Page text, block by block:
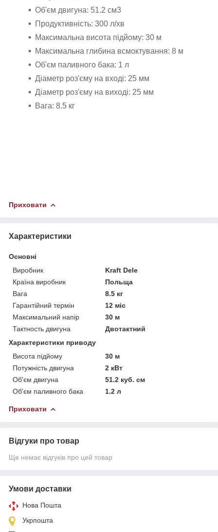
Об'єм двигуна: 51.2 см3
Продуктивність: 300 л/хв
Максимальна висота підйому: 30 м
Максимальна глибина всмоктування: 8 м
Об'єм паливного бака: 1 л
Діаметр роз'єму на вході: 25 мм
Діаметр роз'єму на виході: 25 мм
Вага: 8.5 кг
Приховати
Характеристики
Основні
Виробник
Kraft Dele
Країна виробник
Польща
Вага
8.5 кг
Гарантійний термін
12 міс
Максимальний напір
30 м
Тактность двигуна
Двотактний
Характеристики приводу
Висота підйому
30 м
Потужність двигуна
2 кВт
Об'єм двигуна
51.2 куб. см
Об'єм паливного бака
1.2 л
Приховати
Відгуки про товар
Ще немає відгуків про цей товар
Умови доставки
Нова Пошта
Укрпошта